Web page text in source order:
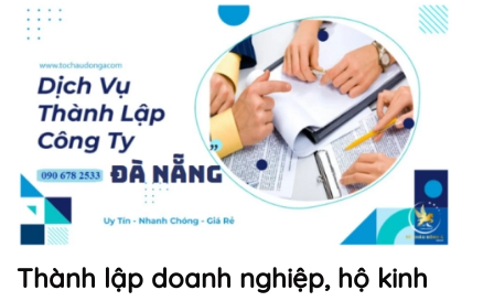
Thành lập doanh nghiệp, hộ kinh